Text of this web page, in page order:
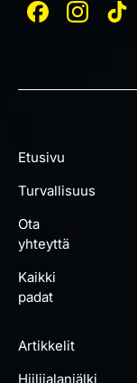
Etusivu
Turvallisuus
Ota
yhteyttä
Kaikki
padat
Artikkelit
Hiilijalanjälki